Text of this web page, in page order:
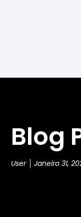
Blog
User Janeiro 31,